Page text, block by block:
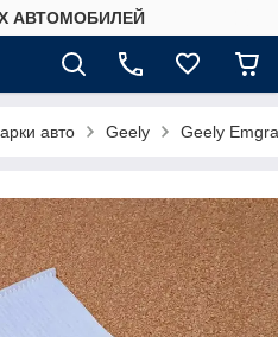
АВТОМОБИЛЕЙ
авто Geely Geely